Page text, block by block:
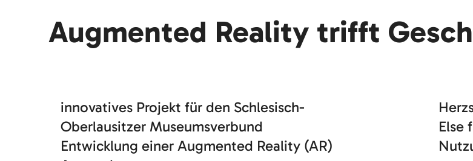
Augmented Reality trifft
innovatives Projekt für den Schlesisch-
Oberlausitzer Museumsverbund
Entwicklung einer Augmented Reality (AR)
Else